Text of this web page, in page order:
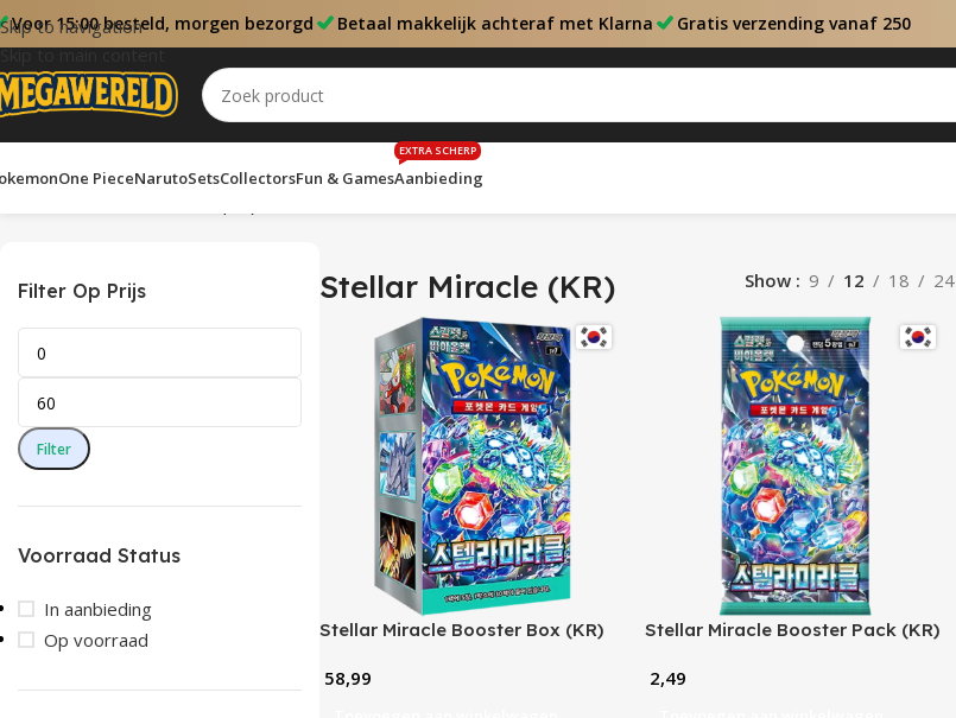
Skip to navigation
Skip to main content
Voor 15:00 besteld, morgen bezorgd Betaal makkelijk achteraf met Klarna Gratis verzending vanaf 250
One PieceNarutoSetsCollectorsFun & GamesAanbieding
EXTRA SCHERP
Filter Op Prijs
Filter
Voorraad Status
In aanbieding
Op voorraad
Stellar Miracle (KR) Show 9 12 18 24
Stellar Miracle Booster Box (KR)
58,99
Stellar Miracle Booster Pack (KR)
2,49